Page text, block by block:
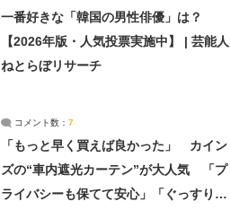
一番好きな「韓国の男性俳優」は？
【2026年版・人気投票実施中】 | 芸能人
ねとらぼリサーチ
コメント数： 7
「もっと早く買えば良かった」 カイン
ズの“車内遮光カーテン”が大人気 「プ
ライバシーも保てて安心」「ぐっすり眠